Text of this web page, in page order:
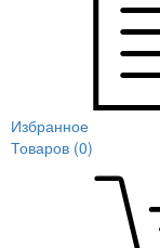
Избранное
Товаров (0)